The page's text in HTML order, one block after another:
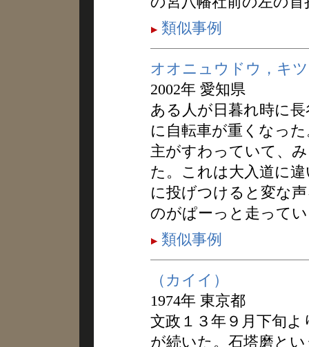
類似事例
オオニュウドウ，キ
2002年 愛知県
ある人が日暮れ時に
に自転車が重くなっ
主がすわっていて、
た。これは大入道に
に投げつけると変な
のがぱーっと走って
類似事例
（カイイ）
1974年 東京都
文政１３年９月下旬
が続いた。石塔磨と